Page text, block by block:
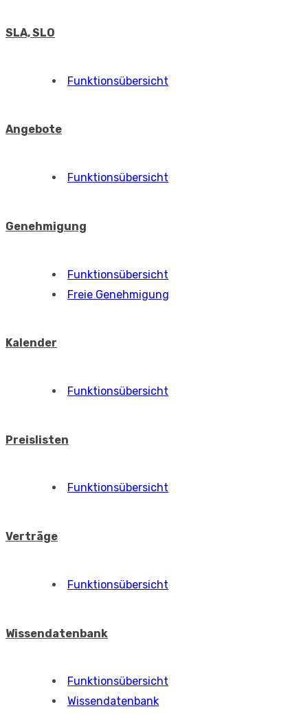
SLA, SLO
Funktionsübersicht
Angebote
Funktionsübersicht
Genehmigung
Funktionsübersicht
Freie Genehmigung
Kalender
Funktionsübersicht
Preislisten
Funktionsübersicht
Verträge
Funktionsübersicht
Wissendatenbank
Funktionsübersicht
Wissendatenbank